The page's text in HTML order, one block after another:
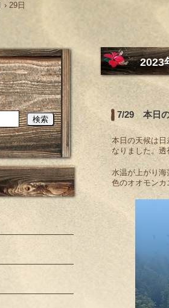
› 29日
2023
7/29 本日
本日の天候は日
なりました。透
水温が上がり
色のオオモンカ